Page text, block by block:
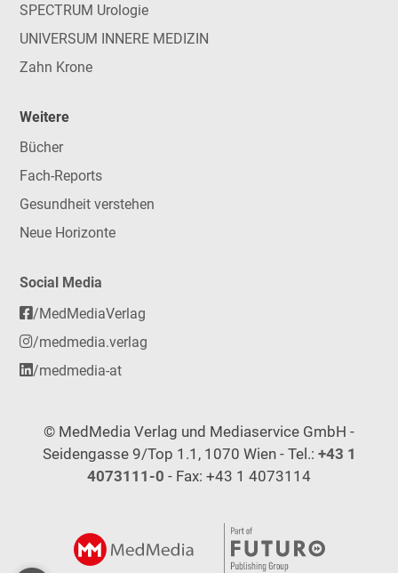
SPECTRUM Urologie
UNIVERSUM INNERE MEDIZIN
Zahn Krone
Weitere
Bücher
Fach-Reports
Gesundheit verstehen
Neue Horizonte
Social Media
/MedMediaVerlag
/medmedia.verlag
/medmedia-at
© MedMedia Verlag und Mediaservice GmbH -
Seidengasse 9/Top 1.1, 1070 Wien - Tel.: +43 1
4073111-0 - Fax: +43 1 4073114